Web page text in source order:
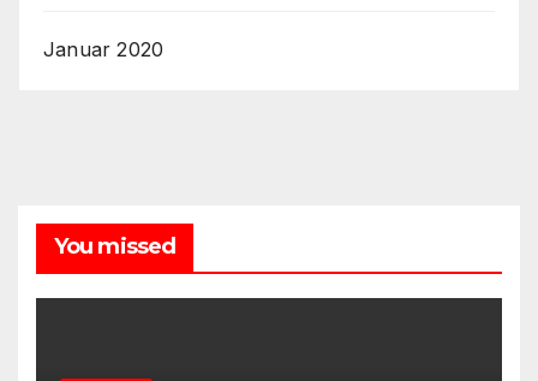
Januar 2020
You missed